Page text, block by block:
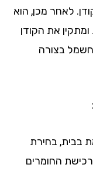
מכן, הוא
את הקודן
בצורה
בחירת
החומרים